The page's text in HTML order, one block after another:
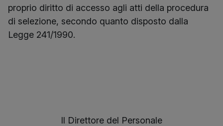
proprio diritto di accesso agli atti della procedura
di selezione, secondo quanto disposto dalla
Legge 241/1990.
Il Direttore del Personale